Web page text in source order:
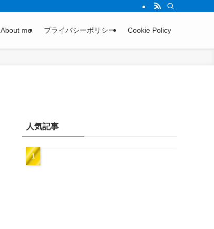
About me プライバシーポリシー Cookie Policy
人気記事